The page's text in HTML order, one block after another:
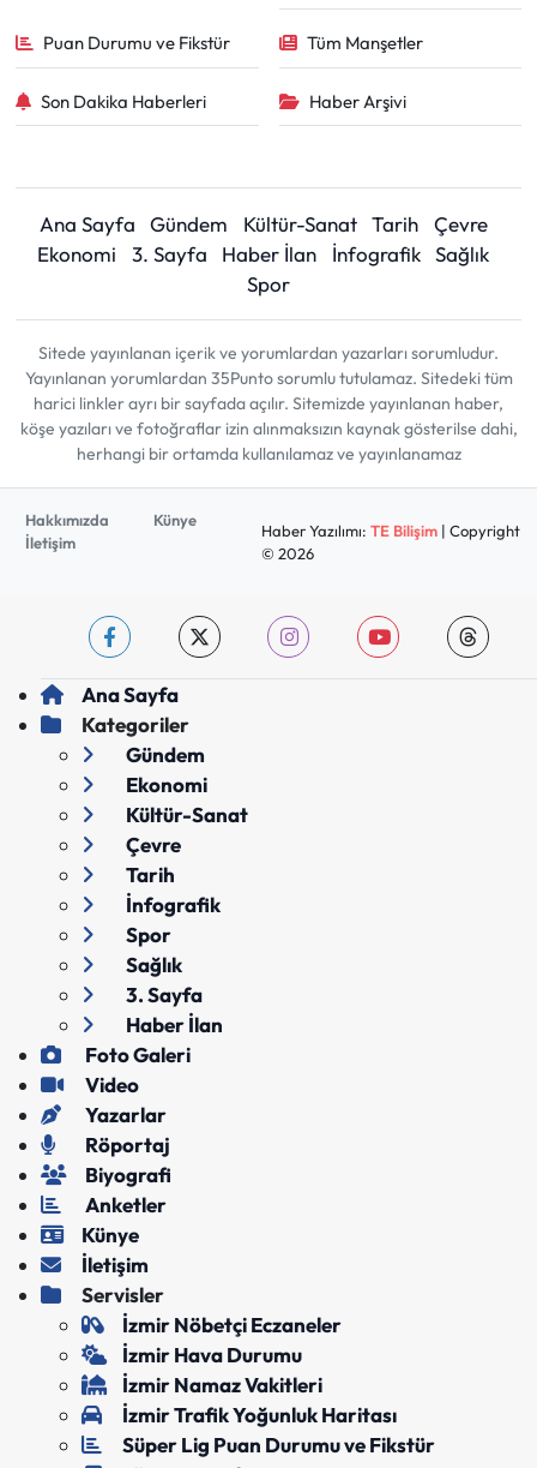
Puan Durumu ve Fikstür Tüm Manşetler
Son Dakika Haberleri Haber Arşivi
Ana Sayfa Gündem Kültür-Sanat Tarih
Çevre
Ekonomi
3. Sayfa Haber İlan İnfografik Sağlık
Spor
Sitede yayınlanan içerik ve yorumlardan yazarları sorumludur.
Yayınlanan yorumlardan 35Punto sorumlu tutulamaz. Sitedeki tüm
harici linkler ayrı bir sayfada açılır. Sitemizde yayınlanan haber,
köşe yazıları ve fotoğraflar izin alınmaksızın kaynak gösterilse dahi,
herhangi bir ortamda kullanılamaz ve yayınlanamaz
Hakkımızda
Künye
İletişim
Haber Yazılımı: TE Bilişim| Copyright
© 2026
Ana Sayfa
Kategoriler
Gündem
Ekonomi
Kültür-Sanat
Çevre
Tarih
İnfografik
Spor
Sağlık
3. Sayfa
Haber İlan
Foto Galeri
Video
Yazarlar
Röportaj
Biyografi
Anketler
Künye
İletişim
Servisler
İzmir Nöbetçi Eczaneler
İzmir Hava Durumu
İzmir Namaz Vakitleri
İzmir Trafik Yoğunluk Haritası
Süper Lig Puan Durumu ve Fikstür